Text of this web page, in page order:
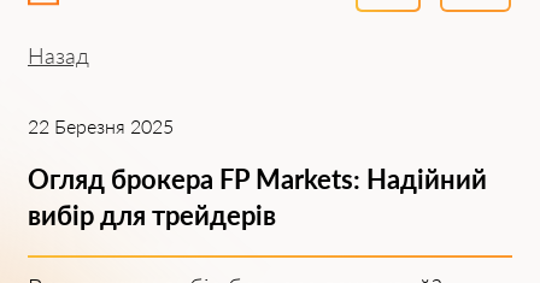
Назад
22 Березня 2025
Огляд брокера FP Mаrkets: Надійний
вибір для трейдерів